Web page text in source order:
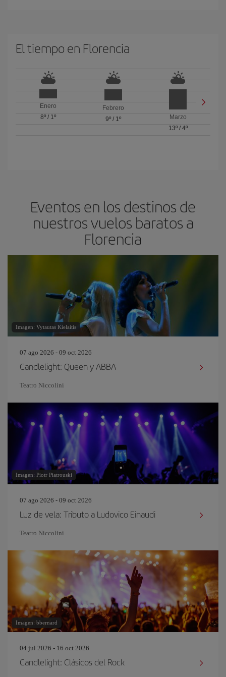
El tiempo en Florencia
Enero
8º/ 1º
Febrero
9º/ 1º
Marzo
13º/ 4º
Eventos en los destinos de
nuestros vuelos baratos a
Florencia
Imagen: Vytautas Kielaitis
07 ago 2026 - 09 oct 2026
Candlelight: Queen y ABBA
Teatro Niccolini
Imagen: Piotr Piatrouski
07 ago 2026 - 09 oct 2026
Luz de vela: Tributo a Ludovico Einaudi
Teatro Niccolini
Imagen: bbernard
04 jul 2026 - 16 oct 2026
Candlelight: Clásicos del Rock